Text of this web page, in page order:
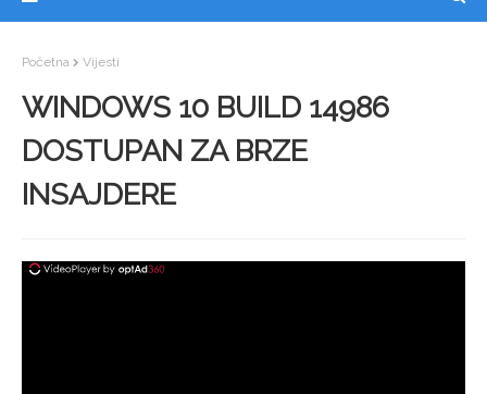
Početna Vijesti
WINDOWS 10 BUILD 14986
DOSTUPAN ZA BRZE
INSAJDERE